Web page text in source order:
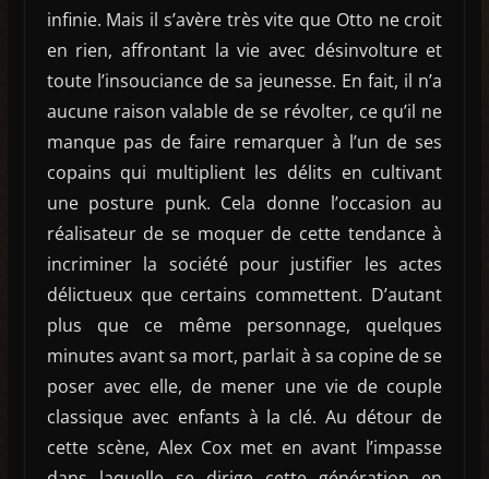
infinie. Mais il s’avère très vite que Otto ne croit
en rien, affrontant la vie avec désinvolture et
toute l’insouciance de sa jeunesse. En fait, il n’a
aucune raison valable de se révolter, ce qu’il ne
manque pas de faire remarquer à l’un de ses
copains qui multiplient les délits en cultivant
une posture punk. Cela donne l’occasion au
réalisateur de se moquer de cette tendance à
incriminer la société pour justifier les actes
délictueux que certains commettent. D’autant
plus que ce même personnage, quelques
minutes avant sa mort, parlait à sa copine de se
poser avec elle, de mener une vie de couple
classique avec enfants à la clé. Au détour de
cette scène, Alex Cox met en avant l’impasse